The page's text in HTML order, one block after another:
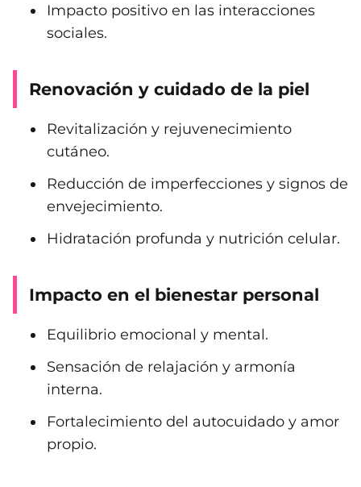
Impacto positivo en las interacciones
sociales.
Renovación y cuidado de la piel
Revitalización y rejuvenecimiento
cutáneo.
Reducción de imperfecciones y signos de
envejecimiento.
Hidratación profunda y nutrición celular.
Impacto en el bienestar personal
Equilibrio emocional y mental.
Sensación de relajación y armonía
interna.
Fortalecimiento del autocuidado y amor
propio.